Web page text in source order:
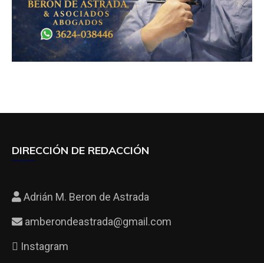
DIRECCIÓN DE REDACCIÓN
Adrián M. Beron de Astrada
amberondeastrada@gmail.com
Instagram